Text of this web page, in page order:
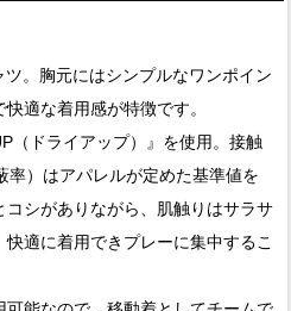
。胸元にはシンプルなワンポイン
適な着用感が特徴です。
（ドライアップ）』を使用。接触
率）はアパレルが定めた基準値を
シがありながら、肌触りはサラサ
適に着用できプレーに集中するこ